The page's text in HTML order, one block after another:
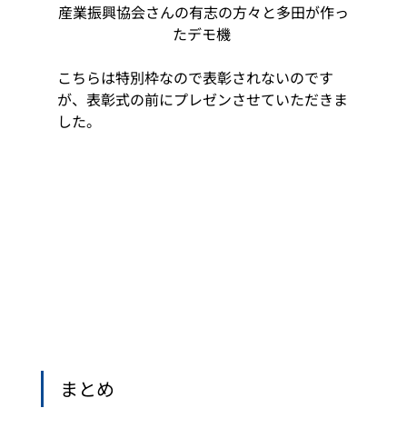
産業振興協会さんの有志の方々と多田が作っ
たデモ機
こちらは特別枠なので表彰されないのです
が、表彰式の前にプレゼンさせていただきま
した。
まとめ